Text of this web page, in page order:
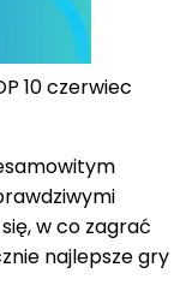
10 czerwiec
w co zagrać
najlepsze gry